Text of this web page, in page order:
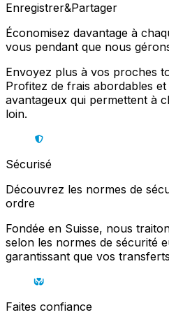
Enregistrer&Partager
Économisez davantage à
vous pendant que nous
Envoyez plus à vos proches
Profitez de frais abordables
avantageux qui permettent à
loin.
Sécurisé
Découvrez les normes de
ordre
Fondée en Suisse, nous
selon les normes de sécurité
garantissant que vos
Faites confiance